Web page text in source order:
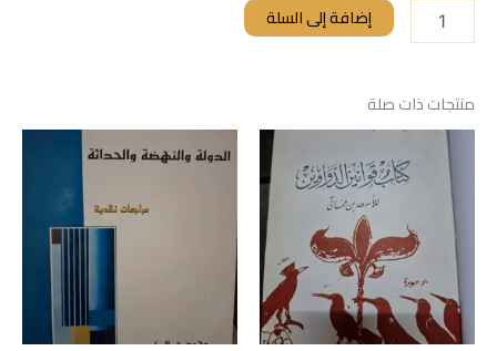
إضافة إلى السلة
منتجات ذات صلة